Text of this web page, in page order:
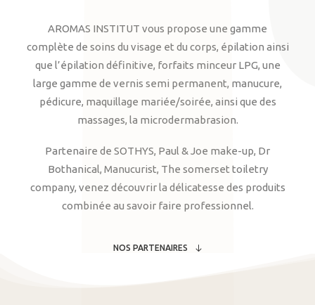
AROMAS INSTITUT vous propose une gamme
complète de soins du visage et du corps, épilation ainsi
que l’épilation définitive, forfaits minceur LPG, une
large gamme de vernis semi permanent, manucure,
pédicure, maquillage mariée/soirée, ainsi que des
massages, la microdermabrasion.
Partenaire de SOTHYS, Paul & Joe make-up, Dr
Bothanical, Manucurist, The somerset toiletry
company, venez découvrir la délicatesse des produits
combinée au savoir faire professionnel.
NOS PARTENAIRES